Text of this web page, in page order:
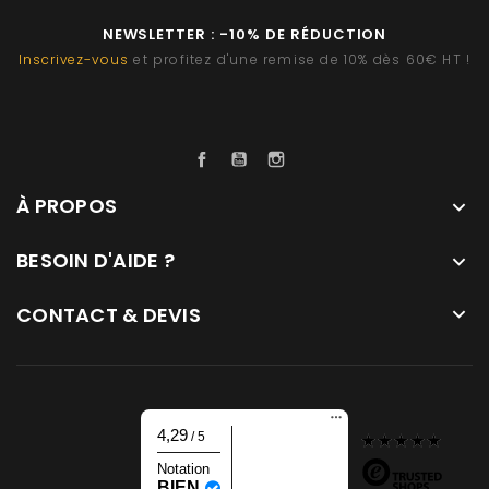
NEWSLETTER : -10% DE RÉDUCTION
Inscrivez-vous et profitez d'une remise de 10% dès 60€ HT !
FacebookYouTube
À PROPOS 
BESOIN D'AIDE ? 
CONTACT & DEVIS 
4,29 / 5
Notation